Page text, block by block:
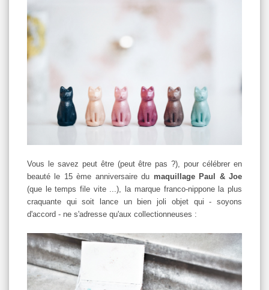
Vous le savez peut être (peut être pas ?), pour célébrer en
beauté le 15 ème anniversaire du maquillage Paul & Joe
(que le temps file vite ...), la marque franco-nippone la plus
craquante qui soit lance un bien joli objet qui - soyons
d'accord - ne s'adresse qu'aux collectionneuses :